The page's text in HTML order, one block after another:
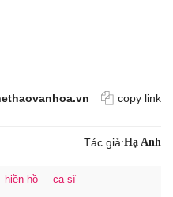
copy link
Tác giả:Hạ Anh
hiền hồ ca sĩ